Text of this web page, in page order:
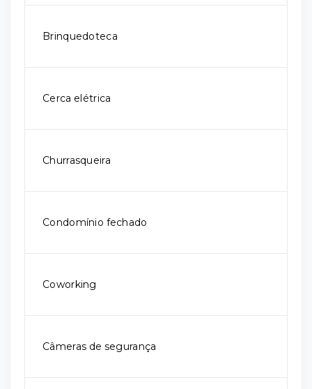
Brinquedoteca
Cerca elétrica
Churrasqueira
Condomínio fechado
Coworking
Câmeras de segurança